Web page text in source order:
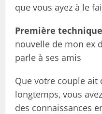
que vous ayez à le
Première technique
nouvelle de mon ex
parle à ses amis
Que votre couple
longtemps, vous
des connaissances